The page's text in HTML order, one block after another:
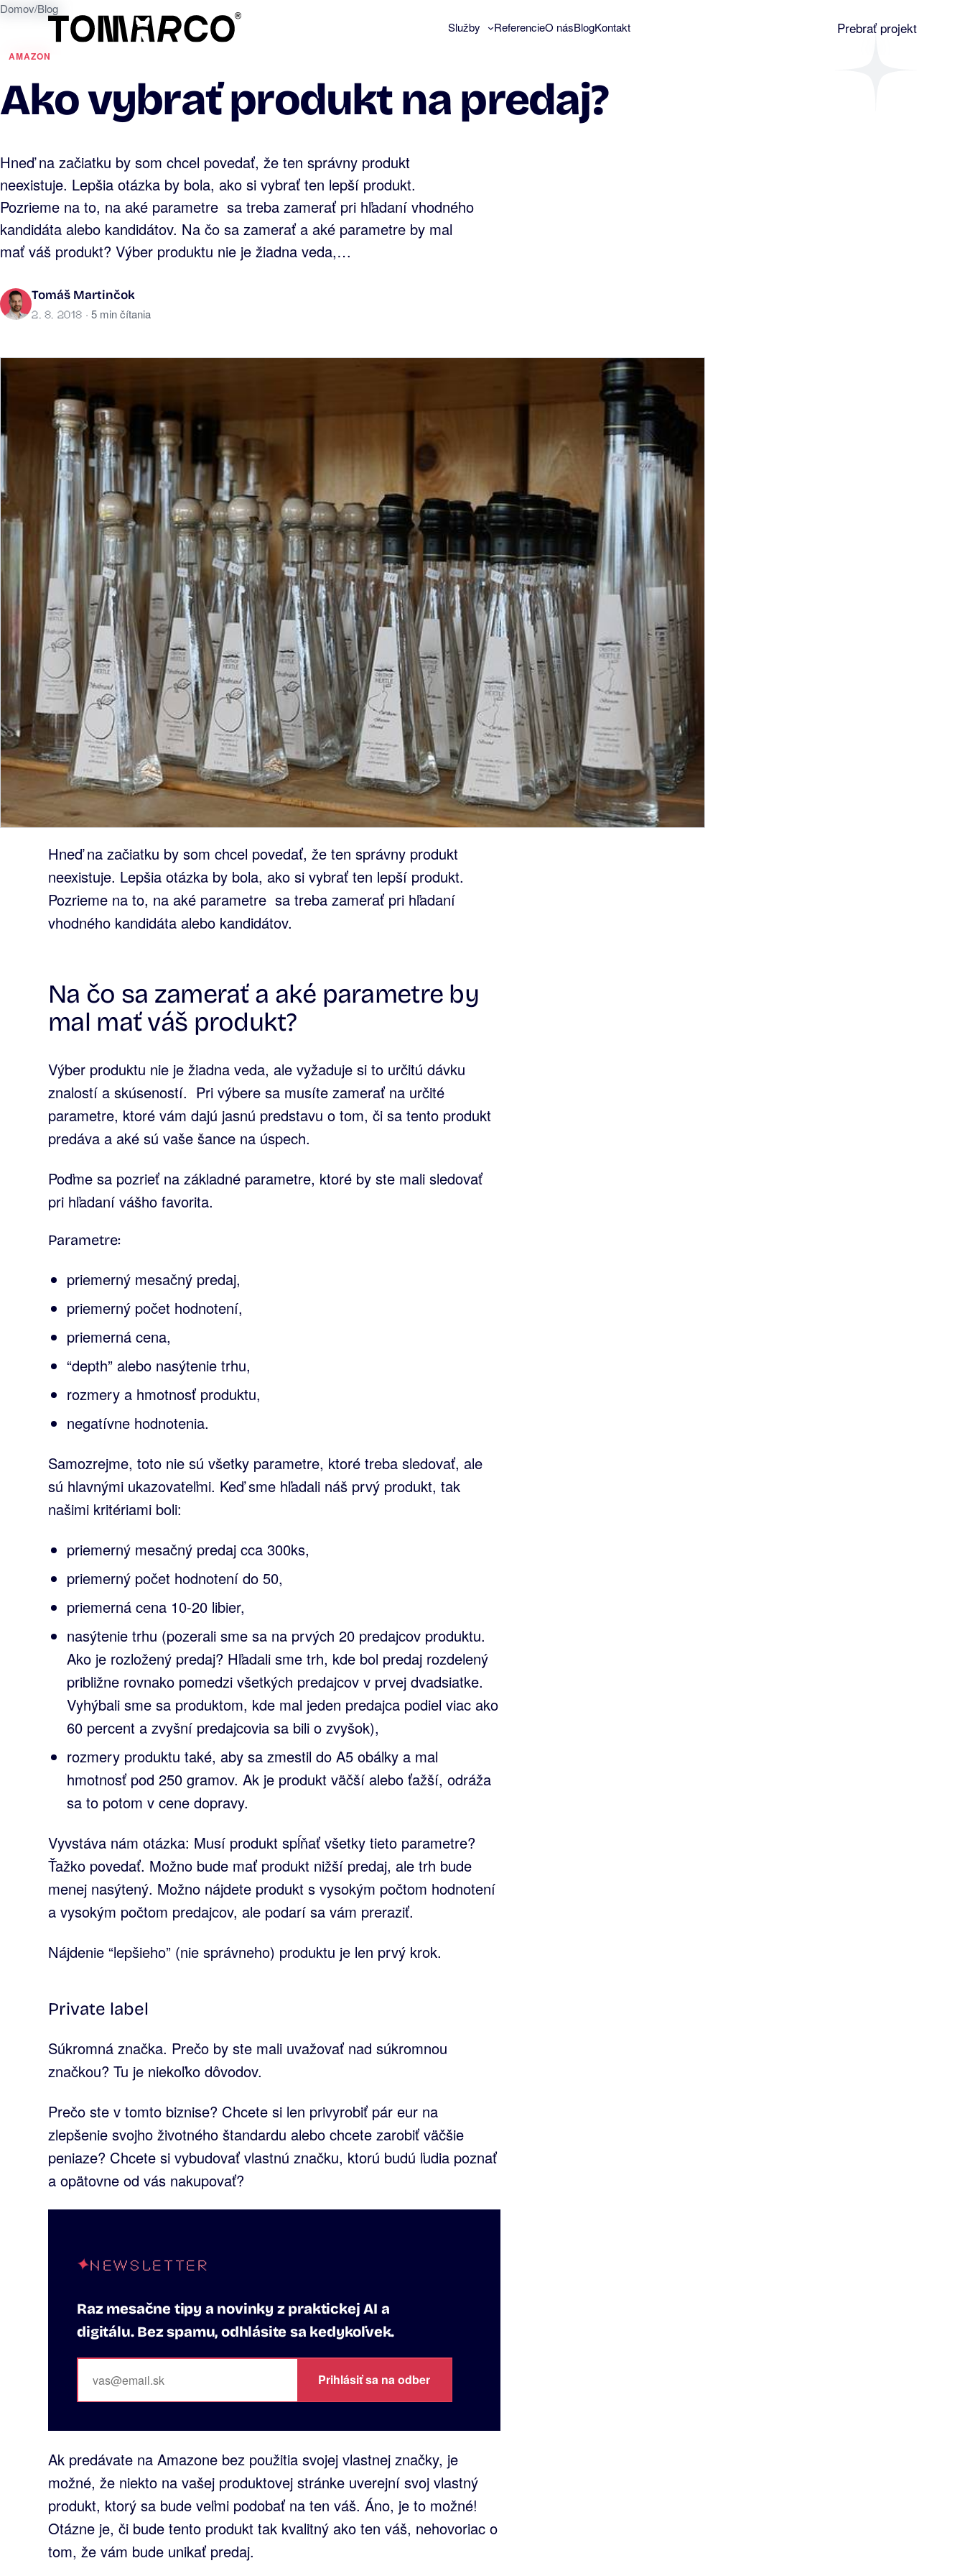
Služby ReferencieO násBlogKontakt Prebrať projekt
Domov/Blog
AMAZON
Ako vybrať produkt na predaj?
Hneď na začiatku by som chcel povedať, že ten správny produkt
neexistuje. Lepšia otázka by bola, ako si vybrať ten lepší produkt.
Pozrieme na to, na aké parametre sa treba zamerať pri hľadaní vhodného
kandidáta alebo kandidátov. Na čo sa zamerať a aké parametre by mal
mať váš produkt? Výber produktu nie je žiadna veda,…
Tomáš Martinčok
2. 8. 2018 · 5 min čítania
Hneď na začiatku by som chcel povedať, že ten správny produkt
neexistuje. Lepšia otázka by bola, ako si vybrať ten lepší produkt.
Pozrieme na to, na aké parametre sa treba zamerať pri hľadaní
vhodného kandidáta alebo kandidátov.
Na čo sa zamerať a aké parametre by
mal mať váš produkt?
Výber produktu nie je žiadna veda, ale vyžaduje si to určitú dávku
znalostí a skúseností. Pri výbere sa musíte zamerať na určité
parametre, ktoré vám dajú jasnú predstavu o tom, či sa tento produkt
predáva a aké sú vaše šance na úspech.
Poďme sa pozrieť na základné parametre, ktoré by ste mali sledovať
pri hľadaní vášho favorita.
Parametre:
priemerný mesačný predaj,
priemerný počet hodnotení,
priemerná cena,
“depth” alebo nasýtenie trhu,
rozmery a hmotnosť produktu,
negatívne hodnotenia.
Samozrejme, toto nie sú všetky parametre, ktoré treba sledovať, ale
sú hlavnými ukazovateľmi. Keď sme hľadali náš prvý produkt, tak
našimi kritériami boli:
priemerný mesačný predaj cca 300ks,
priemerný počet hodnotení do 50,
priemerná cena 10-20 libier,
nasýtenie trhu (pozerali sme sa na prvých 20 predajcov produktu.
Ako je rozložený predaj? Hľadali sme trh, kde bol predaj rozdelený
približne rovnako pomedzi všetkých predajcov v prvej dvadsiatke.
Vyhýbali sme sa produktom, kde mal jeden predajca podiel viac ako
60 percent a zvyšní predajcovia sa bili o zvyšok),
rozmery produktu také, aby sa zmestil do A5 obálky a mal
hmotnosť pod 250 gramov. Ak je produkt väčší alebo ťažší, odráža
sa to potom v cene dopravy.
Vyvstáva nám otázka: Musí produkt spĺňať všetky tieto parametre?
Ťažko povedať. Možno bude mať produkt nižší predaj, ale trh bude
menej nasýtený. Možno nájdete produkt s vysokým počtom hodnotení
a vysokým počtom predajcov, ale podarí sa vám preraziť.
Nájdenie “lepšieho” (nie správneho) produktu je len prvý krok.
Private label
Súkromná značka. Prečo by ste mali uvažovať nad súkromnou
značkou? Tu je niekoľko dôvodov.
Prečo ste v tomto biznise? Chcete si len privyrobiť pár eur na
zlepšenie svojho životného štandardu alebo chcete zarobiť väčšie
peniaze? Chcete si vybudovať vlastnú značku, ktorú budú ľudia poznať
a opätovne od vás nakupovať?
NEWSLETTER
Raz mesačne tipy a novinky z praktickej AI a
digitálu. Bez spamu, odhlásite sa kedykoľvek.
Prihlásiť sa na odber
Ak predávate na Amazone bez použitia svojej vlastnej značky, je
možné, že niekto na vašej produktovej stránke uverejní svoj vlastný
produkt, ktorý sa bude veľmi podobať na ten váš. Áno, je to možné!
Otázne je, či bude tento produkt tak kvalitný ako ten váš, nehovoriac o
tom, že vám bude unikať predaj.